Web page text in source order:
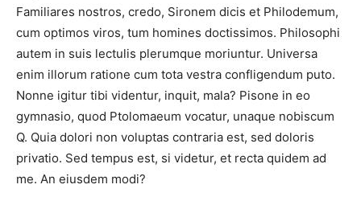
Familiares nostros, credo, Sironem dicis et Philodemum,
cum optimos viros, tum homines doctissimos. Philosophi
autem in suis lectulis plerumque moriuntur. Universa
enim illorum ratione cum tota vestra confligendum puto.
Nonne igitur tibi videntur, inquit, mala? Pisone in eo
gymnasio, quod Ptolomaeum vocatur, unaque nobiscum
Q. Quia dolori non voluptas contraria est, sed doloris
privatio. Sed tempus est, si videtur, et recta quidem ad
me. An eiusdem modi?